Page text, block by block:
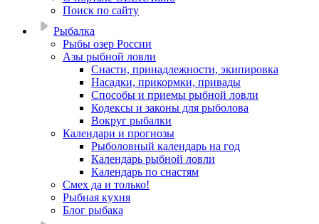
Поиск по сайту
Рыбалка
Рыбы озер России
Азы рыбной ловли
Снасти, принадлежности, экипировка
Насадки, прикормки, привады
Способы и приемы рыбной ловли
Кодексы и законы для рыболова
Вокруг рыбалки
Календари и прогнозы
Рыболовный календарь на год
Календарь рыбной ловли
Календарь по снастям
Смех да и только!
Рыбная кухня
Блог рыбака